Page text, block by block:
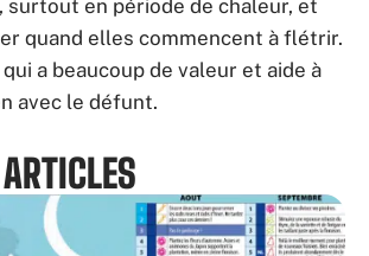
en période de chaleur, et
quand elles commencent à flétrir.
a beaucoup de valeur et aide à
avec le défunt.